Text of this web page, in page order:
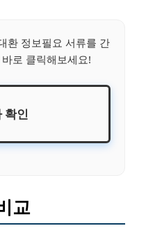
환 정보필요 서류를 간
로 클릭해보세요!
확인
교